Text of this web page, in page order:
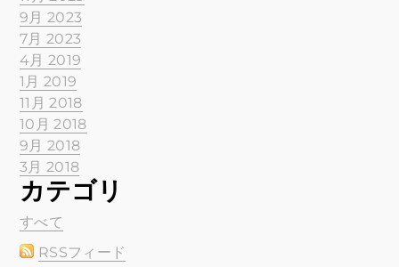
9月 2023
7月 2023
4月 2019
1月 2019
11月 2018
10月 2018
9月 2018
3月 2018
カテゴリ
すべて
RSSフィード